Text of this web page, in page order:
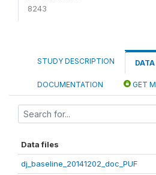
8243
STUDY DESCRIPTION
DOCUMENTATION GET
Data files
dj_baseline_20141202_doc_PUF